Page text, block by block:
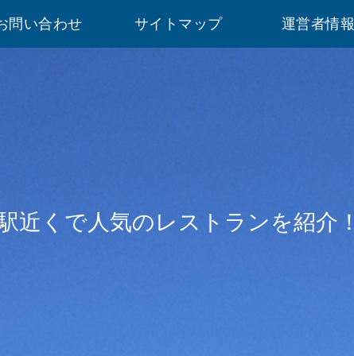
近くで人気のレストランを紹介！
問い合わせ サイトマップ 運営者情報